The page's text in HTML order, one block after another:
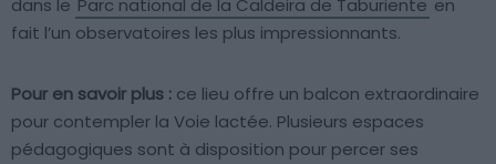
dans le Parc national de la Caldeira de Taburiente en
fait l’un observatoires les plus impressionnants.
Pour en savoir plus : ce lieu offre un balcon extraordinaire
pour contempler la Voie lactée. Plusieurs espaces
pédagogiques sont à disposition pour percer ses